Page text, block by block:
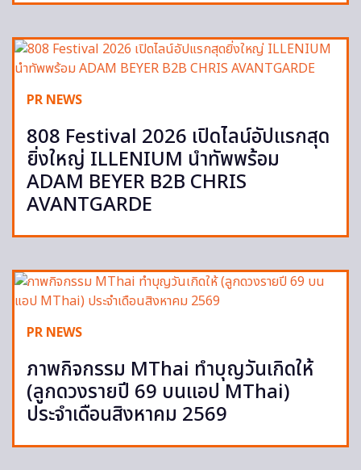
PR NEWS
808 Festival 2026 เปิดไลน์อัปแรกสุด
ยิ่งใหญ่ ILLENIUM นำทัพพร้อม
ADAM BEYER B2B CHRIS
AVANTGARDE
PR NEWS
ภาพกิจกรรม MThai ทำบุญวันเกิดให้
(ลูกดวงรายปี 69 บนแอป MThai)
ประจำเดือนสิงหาคม 2569